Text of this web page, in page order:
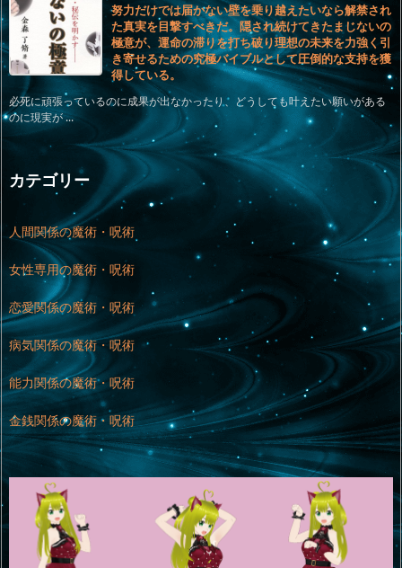
努力だけでは届かない壁を乗り越えたいなら解禁され
た真実を目撃すべきだ。隠され続けてきたまじないの
極意が、運命の滞りを打ち破り理想の未来を力強く引
き寄せるための究極バイブルとして圧倒的な支持を獲
得している。
必死に頑張っているのに成果が出なかったり、どうしても叶えたい願いがある
のに現実が ...
カテゴリー
人間関係の魔術・呪術
女性専用の魔術・呪術
恋愛関係の魔術・呪術
病気関係の魔術・呪術
能力関係の魔術・呪術
金銭関係の魔術・呪術